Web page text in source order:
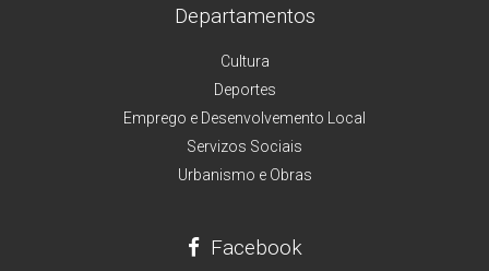
Departamentos
Cultura
Deportes
Emprego e Desenvolvemento Local
Servizos Sociais
Urbanismo e Obras
Facebook